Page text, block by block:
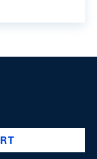
swiss-national-